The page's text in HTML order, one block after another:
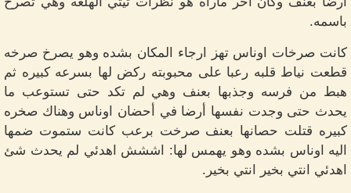
باسمه.
كانت صرخات اوناس تهز ارجاء المكان بشده وهو يصرخ صرخه
قطعت نياط قلبه رعبا على محبوبته ركض لها بسرعه كبيره ثم
هبط من فرسه وجذبها بعنف وهي لم تكد حتى تستوعب ما
يحدث حتى وجدت نفسها أرضا في أحضان اوناس وهناك صخره
كبيره قتلت حصانها بعنف صرخت برعب كانت ستموت ضمها
اليه اوناس بشده وهو يهمس لها: اششش اهدئي لم يحدث شئ
اهدئي انتي بخير انتي بخير.